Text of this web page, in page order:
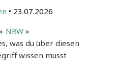
• 23.07.2026
NRW
was du über diesen
wissen musst